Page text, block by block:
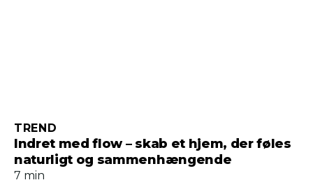
Indret med flow – skab et hjem, der føles
naturligt og sammenhængende
TREND
7 min